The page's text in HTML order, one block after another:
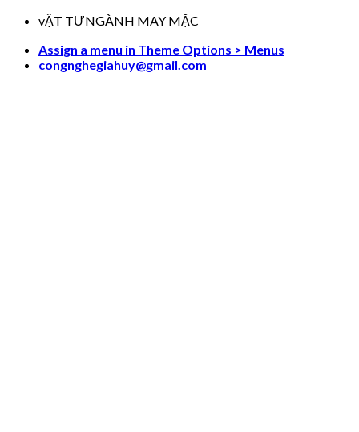
Skip
content
vẬT TƯNGÀNH MAY MẶC
Assign a menu in Theme Options > Menus
congnghegiahuy@gmail.com